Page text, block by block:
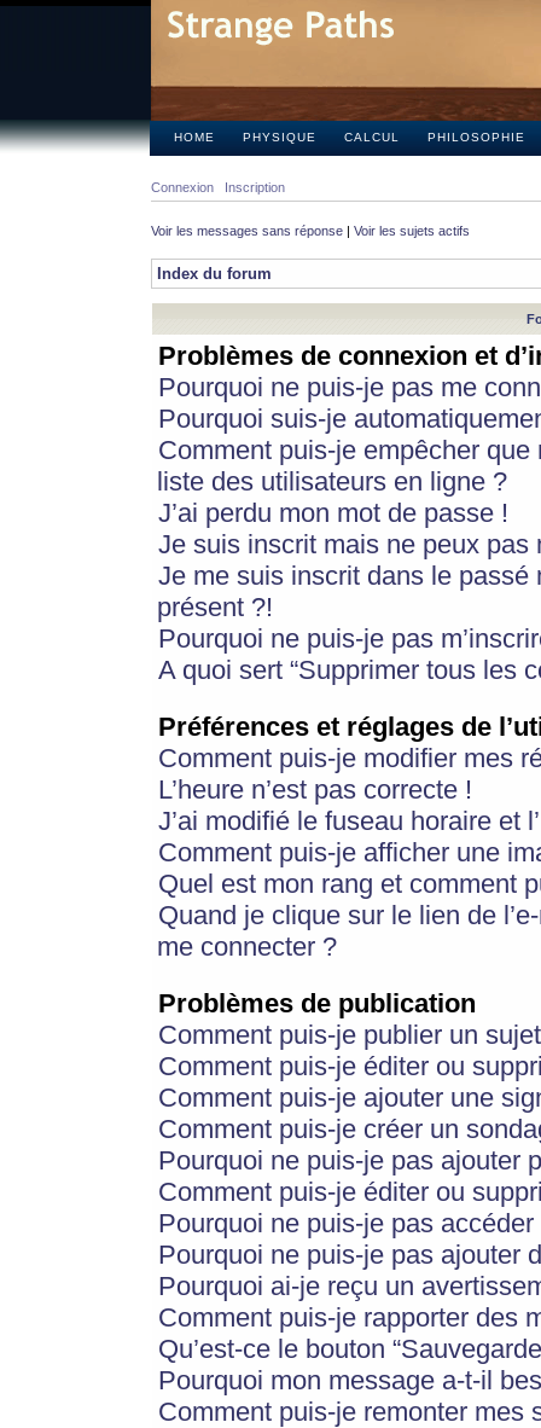
HOME PHYSIQUE CALCUL PHILOSOPHIE
Connexion Inscription
Voir les messages sans réponse | Voir les sujets actifs
Index du forum
Problèmes de connexion et
Pourquoi ne puis-je pas me
Pourquoi suis-je
Comment puis-je empêcher
liste des utilisateurs en ligne ?
J’ai perdu mon mot de passe !
Je suis inscrit mais ne peux pas
Je me suis inscrit dans le
présent ?!
Pourquoi ne puis-je pas
A quoi sert “Supprimer tous les
Préférences et réglages de
Comment puis-je modifier mes
L’heure n’est pas correcte !
J’ai modifié le fuseau horaire et
Comment puis-je afficher une
Quel est mon rang et comment
Quand je clique sur le lien de
me connecter ?
Problèmes de publication
Comment puis-je publier un
Comment puis-je éditer ou
Comment puis-je ajouter une
Comment puis-je créer un
Pourquoi ne puis-je pas ajouter
Comment puis-je éditer ou
Pourquoi ne puis-je pas
Pourquoi ne puis-je pas ajouter
Pourquoi ai-je reçu un
Comment puis-je rapporter des
Qu’est-ce le bouton
Pourquoi mon message a-t-il
Comment puis-je remonter mes